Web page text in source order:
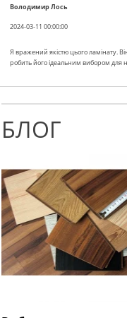
Володимир Лось
2024-03-11 00:00:00
Я вражений якістю цього ламінату.
робить його ідеальним вибором для
БЛОГ